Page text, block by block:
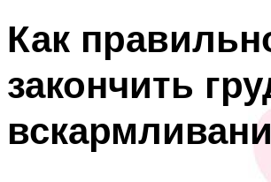
Как
закончить